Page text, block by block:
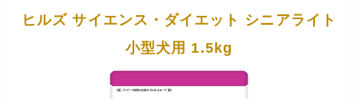
ヒルズ サイエンス・ダイエット シニアライト
小型犬用 1.5kg